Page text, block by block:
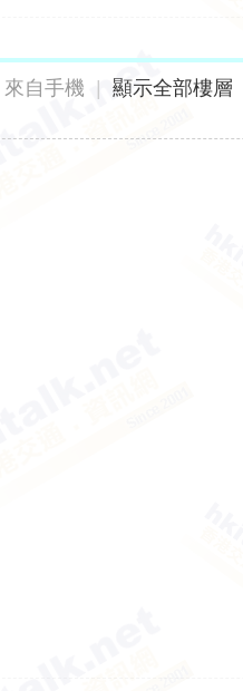
來自手機 顯示全部樓層